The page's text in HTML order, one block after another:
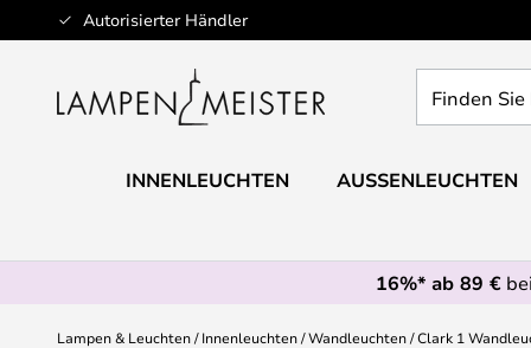
Autorisierter Händler
Zum
Inhalt
Sie
Leuchte...
INNENLEUCHTEN AUSSENLEUCHTEN
16%* ab 89 €
Lampen & Leuchten Innenleuchten Wandleuchten Clark 1